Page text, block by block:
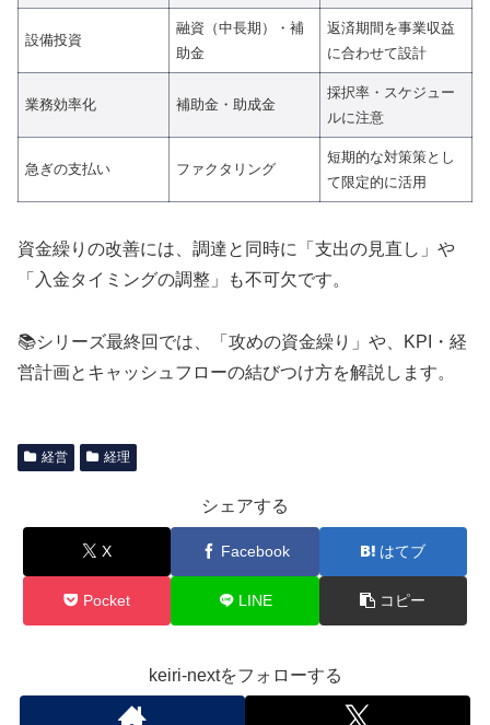
設備投資
融資（中長期）・補
助金
返済期間を事業収益
に合わせて設計
業務効率化 補助金・助成金
採択率・スケジュー
ルに注意
急ぎの支払い ファクタリング
短期的な対策策とし
て限定的に活用
資金繰りの改善には、調達と同時に「支出の見直し」や
「入金タイミングの調整」も不可欠です。
📚シリーズ最終回では、「攻めの資金繰り」や、KPI・経
営計画とキャッシュフローの結びつけ方を解説します。
経営 経理
シェアする
X Facebook はてブ
Pocket LINE コピー
keiri-nextをフォローする